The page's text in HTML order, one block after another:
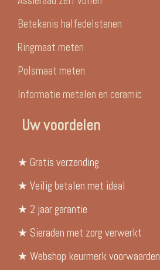
Betekenis halfedelstenen
Ringmaat meten
Polsmaat meten
Informatie metalen en ceramic
Uw voordelen
★ Gratis verzending
★ Veilig betalen met ideal
★ 2 jaar garantie
★ Sieraden met zorg verwerkt
★ Webshop keurmerk voorwaarden